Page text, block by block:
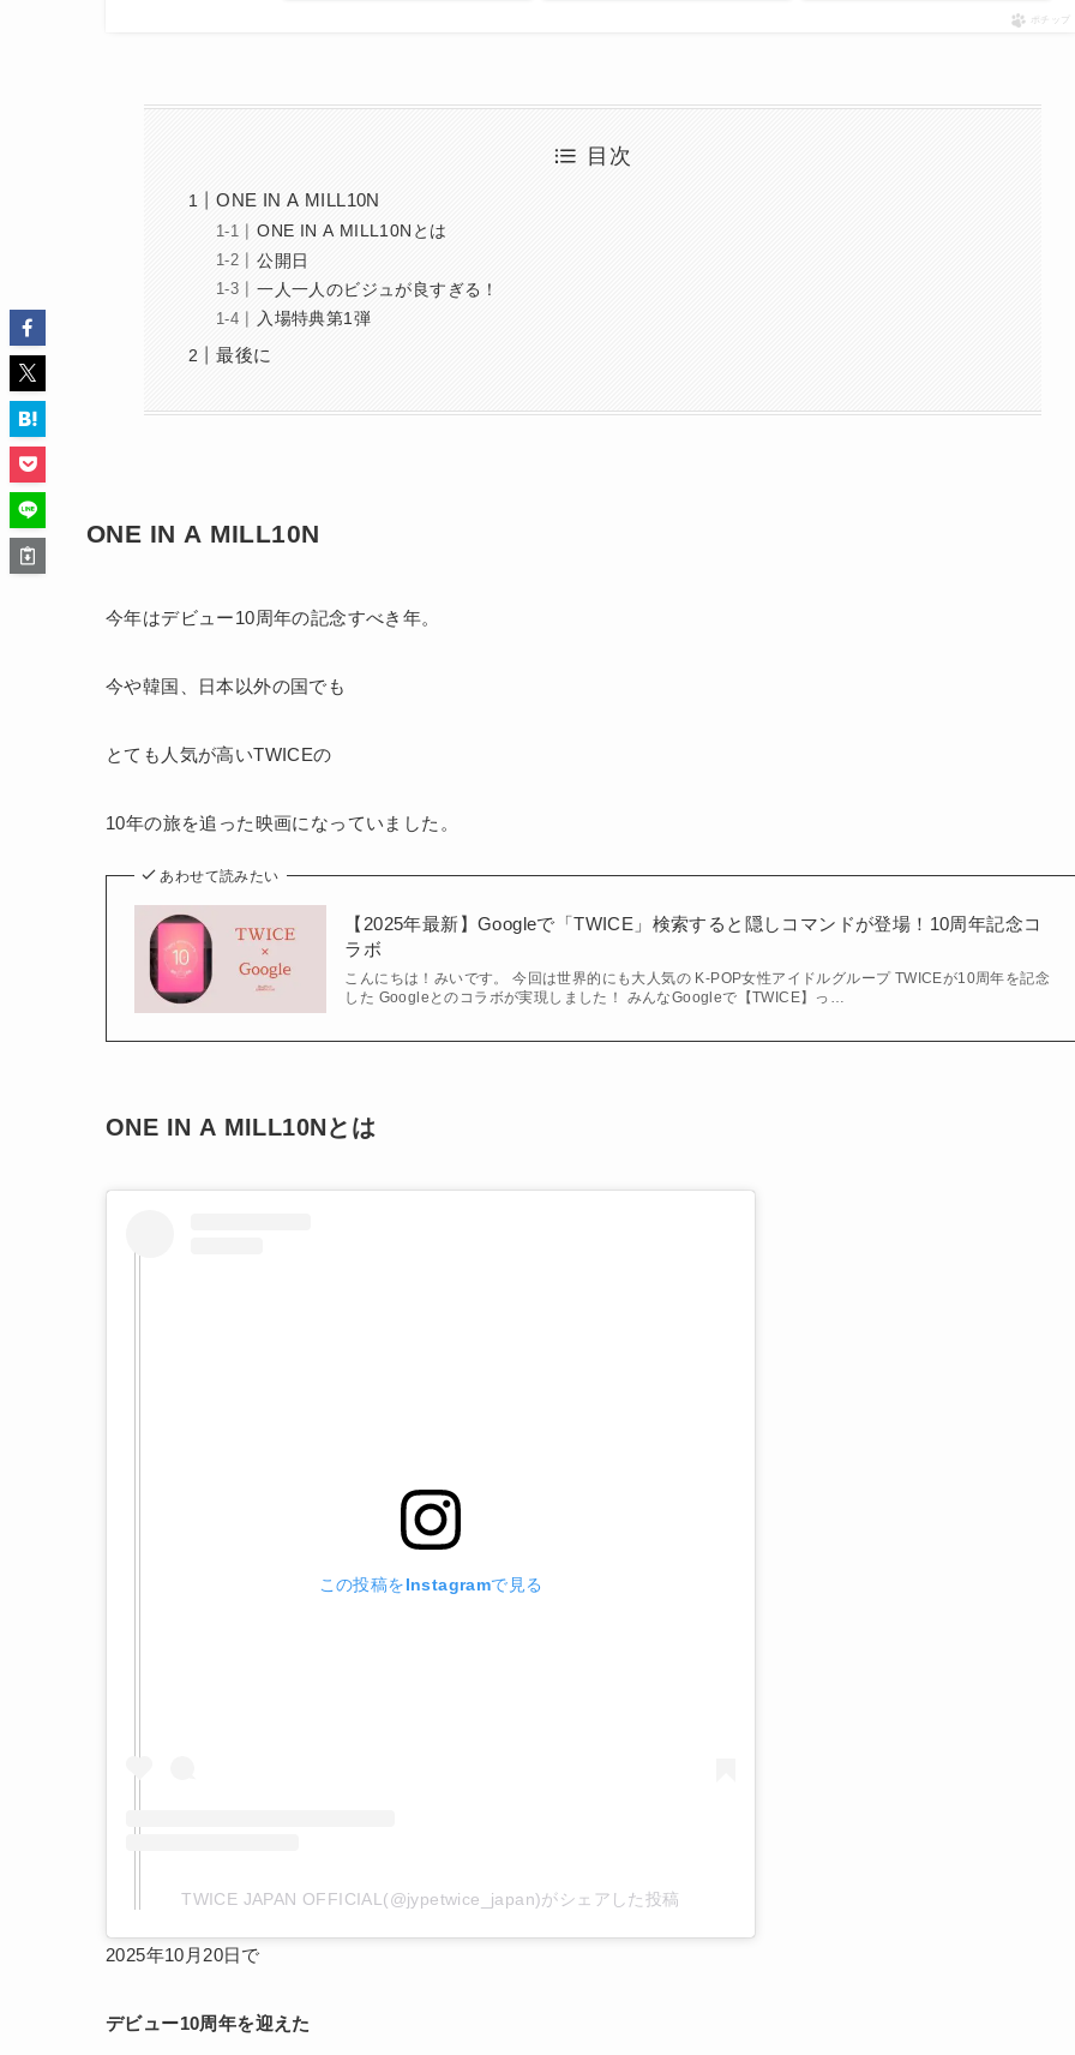
ポチップ
目次
ONE IN A MILL10N
ONE IN A MILL10Nとは
公開日
一人一人のビジュが良すぎる！
入場特典第1弾
最後に
ONE IN A MILL10N
今年はデビュー10周年の記念すべき年。
今や韓国、日本以外の国でも
とても人気が高いTWICEの
10年の旅を追った映画になっていました。
あわせて読みたい
【2025年最新】Googleで「TWICE」検索すると隠しコマンドが登場！10周年記念コ
ラボ
こんにちは！みいです。 今回は世界的にも大人気の K-POP女性アイドルグループ TWICEが10周年を記念
した Googleとのコラボが実現しました！ みんなGoogleで【TWICE】っ…
ONE IN A MILL10Nとは
この投稿をInstagramで見る
TWICE JAPAN OFFICIAL(@jypetwice_japan)がシェアした投稿
2025年10月20日で
デビュー10周年を迎えた